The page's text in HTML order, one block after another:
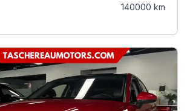
140000 km